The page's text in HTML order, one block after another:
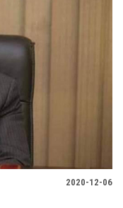
2020-12-06